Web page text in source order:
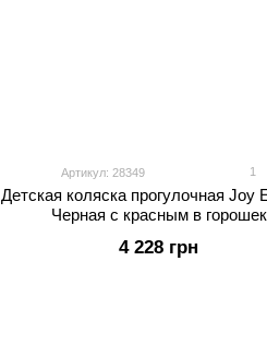
Артикул: 28349 1
Детская коляска прогулочная Joy
Черная с красным в горошек
4 228 грн